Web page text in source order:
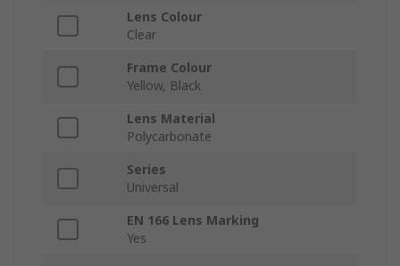
Lens Colour
Clear
Frame Colour
Yellow, Black
Lens Material
Polycarbonate
Series
Universal
EN 166 Lens Marking
Yes